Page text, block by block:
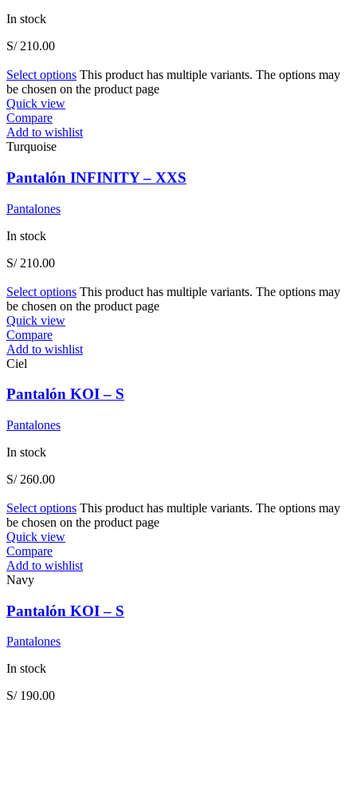
In stock
S/210.00
Select options This product has multiple variants. The options may
be chosen on the product page
Quick view
Compare
Add to wishlist
Turquoise
Pantalón INFINITY – XXS
Pantalones
In stock
S/210.00
Select options This product has multiple variants. The options may
be chosen on the product page
Quick view
Compare
Add to wishlist
Ciel
Pantalón KOI – S
Pantalones
In stock
S/260.00
Select options This product has multiple variants. The options may
be chosen on the product page
Quick view
Compare
Add to wishlist
Navy
Pantalón KOI – S
Pantalones
In stock
S/190.00